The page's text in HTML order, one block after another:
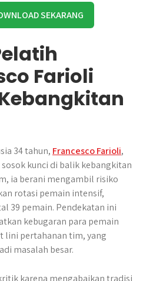
SEKARANG
Farioli
34 tahun, Francesco Farioli,
kunci di balik kebangkitan
ia berani mengambil risiko
rotasi pemain intensif,
39 pemain. Pendekatan ini
kebugaran para pemain
lini pertahanan tim, yang
masalah besar.
karena mengabaikan tradisi